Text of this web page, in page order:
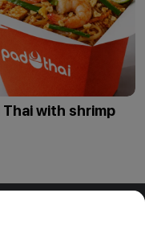
Thai with shrimp